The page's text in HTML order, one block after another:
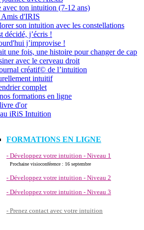
avec ton intuition (7-12 ans)
Amis d'IRIS
son intuition avec les constellations
décidé, j’écris !
j’improvise !
une fois, une histoire pour changer de cap
avec le cerveau droit
créatif© de l’intuition
intuitif
complet
formations en ligne
d'or
iRiS Intuition
FORMATIONS EN LIGNE
- Développez votre intuition - Niveau 1
Prochaine visioconférence : 16 septembre
- Développez votre intuition - Niveau 2
- Développez votre intuition - Niveau 3
- Prenez contact avec votre intuition